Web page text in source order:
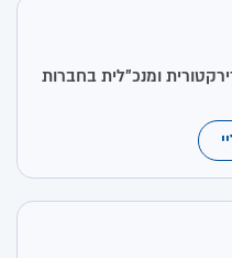
ומנכ"לית בחברות